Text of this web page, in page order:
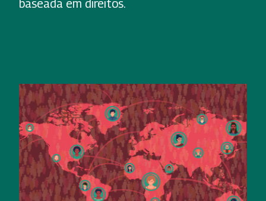
baseada em direitos.